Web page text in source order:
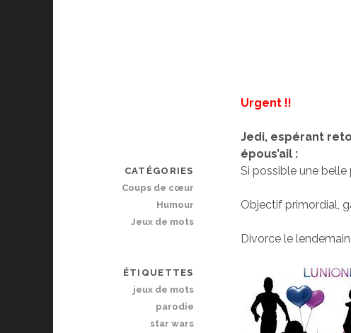
Urgent !!
Jedi, espérant
épous’ail :
Si possible une belle
Objectif primordial,
Divorce le
CATÉGORIES
Coups de cœur
Humour
Jeux de mots
ÉTIQUETTES
jeux de mots
parodie
star wars